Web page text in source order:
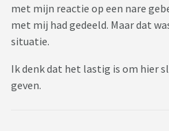
met mijn reactie op een nare
met mij had gedeeld. Maar dat
situatie.
Ik denk dat het lastig is om hier
geven.